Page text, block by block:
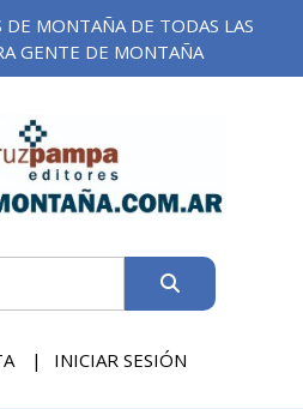
MONTAÑA DE TODAS LAS
GENTE DE MONTAÑA
INICIAR SESIÓN